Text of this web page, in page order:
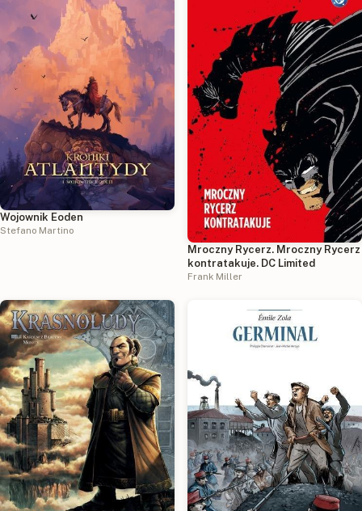
Wojownik Eoden
Stefano Martino
Mroczny Rycerz. Mroczny Rycerz
kontratakuje. DC Limited
Frank Miller